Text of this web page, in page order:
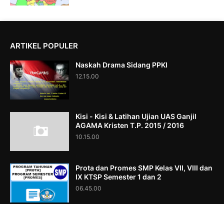
ARTIKEL POPULER
Naskah Drama Sidang PPKI
12.15.00
Kisi - Kisi & Latihan Ujian UAS Ganjil
AGAMA Kristen T.P. 2015 / 2016
10.15.00
Prota dan Promes SMP Kelas VII, VIII dan
IX KTSP Semester 1 dan 2
06.45.00